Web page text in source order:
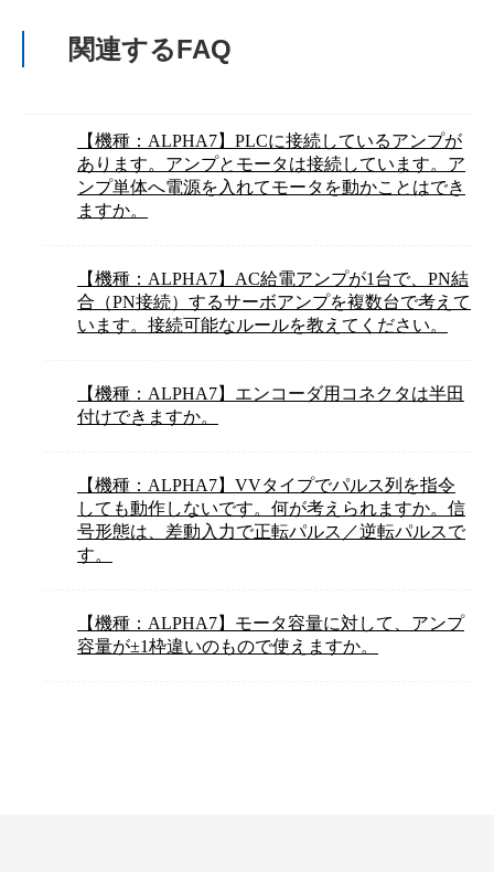
関連するFAQ
【機種：ALPHA7】PLCに接続しているアンプが
あります。アンプとモータは接続しています。ア
ンプ単体へ電源を入れてモータを動かことはでき
ますか。
【機種：ALPHA7】AC給電アンプが1台で、PN結
合（PN接続）するサーボアンプを複数台で考えて
います。接続可能なルールを教えてください。
【機種：ALPHA7】エンコーダ用コネクタは半田
付けできますか。
【機種：ALPHA7】VVタイプでパルス列を指令
しても動作しないです。何が考えられますか。信
号形態は、差動入力で正転パルス／逆転パルスで
す。
【機種：ALPHA7】モータ容量に対して、アンプ
容量が±1枠違いのもので使えますか。